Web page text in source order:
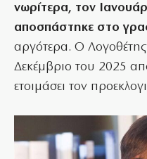
νωρίτερα, τον
αποσπάστηκε στο
αργότερα. Ο
Δεκέμβριο του 2025
ετοιμάσει τον